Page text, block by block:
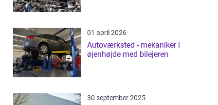
01 april 2026
Autoværksted - mekaniker i
øjenhøjde med bilejeren
30 september 2025